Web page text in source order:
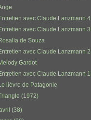
avec Claude Lanzmann 4
avec Claude Lanzmann 3
de Souza
avec Claude Lanzmann 2
Gardot
avec Claude Lanzmann 1
lièvre de Patagonie
(1972)
(38)